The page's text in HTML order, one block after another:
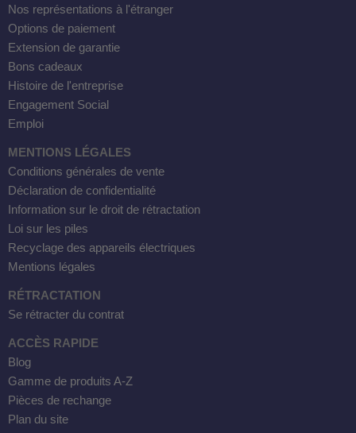
Nos représentations à l'étranger
Options de paiement
Extension de garantie
Bons cadeaux
Histoire de l'entreprise
Engagement Social
Emploi
MENTIONS LÉGALES
Conditions générales de vente
Déclaration de confidentialité
Information sur le droit de rétractation
Loi sur les piles
Recyclage des appareils électriques
Mentions légales
RÉTRACTATION
Se rétracter du contrat
ACCÈS RAPIDE
Blog
Gamme de produits A-Z
Pièces de rechange
Plan du site